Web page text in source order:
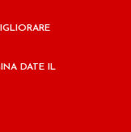
del sito
DATE IL